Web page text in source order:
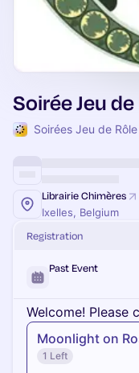
Soirée Jeu
Soirées Jeu de Rôle
Librairie Chimères
Ixelles, Belgium
Registration
Past Event
Welcome! Please
Moonlight on
1 Left